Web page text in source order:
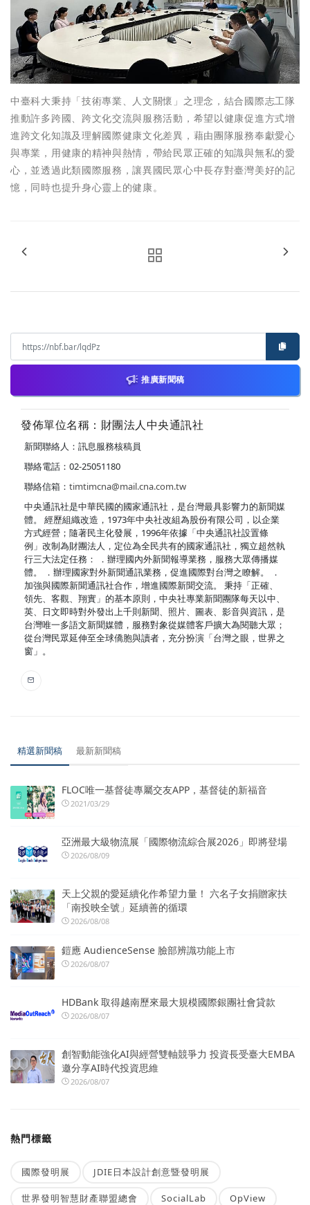
中臺科大秉持「技術專業、人文關懷」之理念，結合國際志工隊
推動許多跨國、跨文化交流與服務活動，希望以健康促進方式增
進跨文化知識及理解國際健康文化差異，藉由團隊服務奉獻愛心
與專業，用健康的精神與熱情，帶給民眾正確的知識與無私的愛
心，並透過此類國際服務，讓異國民眾心中長存對臺灣美好的記
憶，同時也提升身心靈上的健康。
推廣新聞稿
發佈單位名稱：財團法人中央通訊社
新聞聯絡人：訊息服務核稿員
聯絡電話：02-25051180
聯絡信箱： timtimcna@mail.cna.com.tw
中央通訊社是中華民國的國家通訊社，是台灣最具影響力的新聞媒
體。 經歷組織改造，1973年中央社改組為股份有限公司，以企業
方式經營；隨著民主化發展，1996年依據「中央通訊社設置條
例」改制為財團法人，定位為全民共有的國家通訊社，獨立超然執
行三大法定任務： ．辦理國內外新聞報導業務，服務大眾傳播媒
體。 ．辦理國家對外新聞通訊業務，促進國際對台灣之瞭解。 ．
加強與國際新聞通訊社合作，增進國際新聞交流。 秉持「正確、
領先、客觀、翔實」的基本原則，中央社專業新聞團隊每天以中、
英、日文即時對外發出上千則新聞、照片、圖表、影音與資訊，是
台灣唯一多語文新聞媒體，服務對象從媒體客戶擴大為閱聽大眾；
從台灣民眾延伸至全球僑胞與讀者，充分扮演「台灣之眼，世界之
窗」。
精選新聞稿 最新新聞稿
FLOC唯一基督徒專屬交友APP，基督徒的新福音
2021/03/29
亞洲最大級物流展「國際物流綜合展2026」即將登場
2026/08/09
天上父親的愛延續化作希望力量！ 六名子女捐贈家扶
「南投映全號」延續善的循環
2026/08/08
鎧應 AudienceSense 臉部辨識功能上市
2026/08/07
HDBank 取得越南歷來最大規模國際銀團社會貸款
2026/08/07
創智動能強化AI與經營雙軸競爭力 投資長受臺大EMBA
邀分享AI時代投資思維
2026/08/07
熱門標籤
國際發明展 JDIE日本設計創意暨發明展
世界發明智慧財產聯盟總會 SocialLab OpView